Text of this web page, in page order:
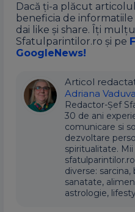
Dacă ți-a plăcut
beneficia de
dai like și share. Îți
Sfatulparintilor.ro și pe
GoogleNews!
Articol
Adriana Vaduva
Redactor-Șef
30 de ani
comunicare si
dezvoltare
spiritualitate.
diverse:
sanatate,
astrologie,